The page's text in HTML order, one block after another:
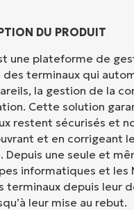
DU PRODUIT
une plateforme de
des terminaux qui
la gestion de la
Cette solution
restent sécurisés et
et en corrigeant
Depuis une seule et
informatiques et les
terminaux depuis leur
leur mise au rebut.